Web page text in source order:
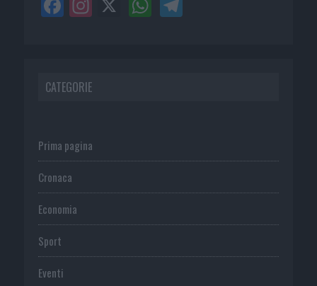
CATEGORIE
Prima pagina
Cronaca
Economia
Sport
Eventi